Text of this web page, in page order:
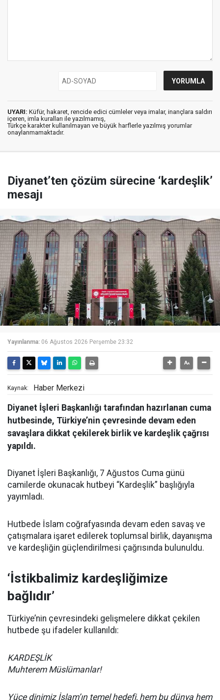
UYARI: Küfür, hakaret, rencide edici cümleler veya imalar, inançlara saldırı
içeren, imla kuralları ile yazılmamış,
Türkçe karakter kullanılmayan ve büyük harflerle yazılmış yorumlar
onaylanmamaktadır.
Diyanet’ten çözüm sürecine ‘kardeşlik’
mesajı
Yayınlanma: 06 Ağustos 2026 Perşembe 23:32
Kaynak: Haber Merkezi
Diyanet İşleri Başkanlığı tarafından hazırlanan cuma
hutbesinde, Türkiye’nin çevresinde devam eden
savaşlara dikkat çekilerek birlik ve kardeşlik çağrısı
yapıldı.
Diyanet İşleri Başkanlığı, 7 Ağustos Cuma günü
camilerde okunacak hutbeyi “Kardeşlik” başlığıyla
yayımladı.
Hutbede İslam coğrafyasında devam eden savaş ve
çatışmalara işaret edilerek toplumsal birlik, dayanışma
ve kardeşliğin güçlendirilmesi çağrısında bulunuldu.
‘İstikbalimiz kardeşliğimize
bağlıdır’
Türkiye’nin çevresindeki gelişmelere dikkat çekilen
hutbede şu ifadeler kullanıldı:
KARDEŞLİK
Muhterem Müslümanlar!
Yüce dinimiz İslam’ın temel hedefi, hem bu dünya hem